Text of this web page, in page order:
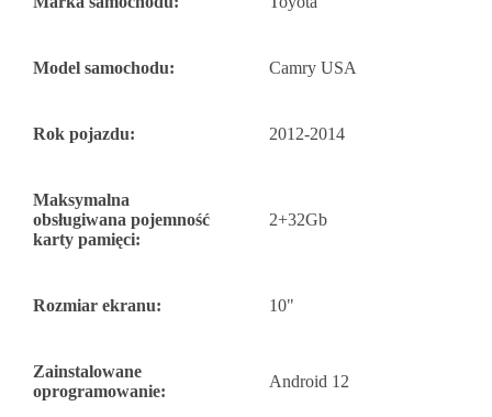
Model samochodu: Camry USA
Rok pojazdu: 2012-2014
Maksymalna
obsługiwana pojemność
karty pamięci:
2+32Gb
Rozmiar ekranu: 10"
Zainstalowane
oprogramowanie:
Android 12